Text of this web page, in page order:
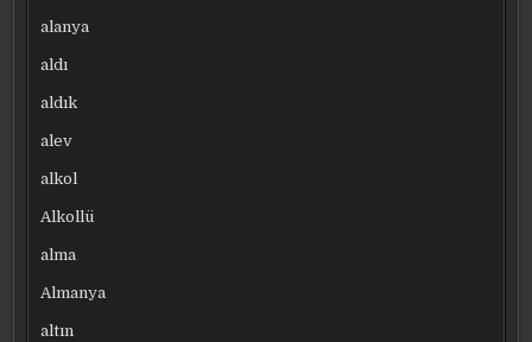
alanya
aldı
aldık
alev
alkol
Alkollü
alma
Almanya
altın